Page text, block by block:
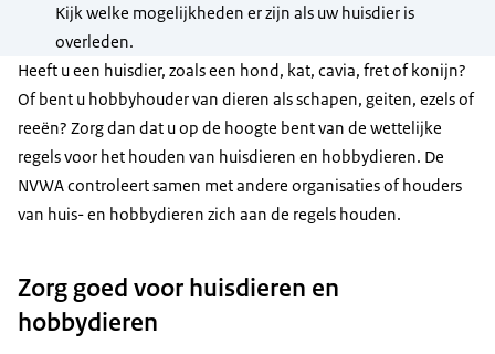
Kijk welke mogelijkheden er zijn als uw huisdier is
overleden.
Heeft u een huisdier, zoals een hond, kat, cavia, fret of konijn?
Of bent u hobbyhouder van dieren als schapen, geiten, ezels of
reeën? Zorg dan dat u op de hoogte bent van de wettelijke
regels voor het houden van huisdieren en hobbydieren. De
NVWA controleert samen met andere organisaties of houders
van huis- en hobbydieren zich aan de regels houden.
Zorg goed voor huisdieren en
hobbydieren